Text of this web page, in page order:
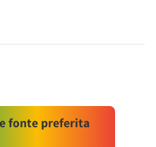
fonte preferita